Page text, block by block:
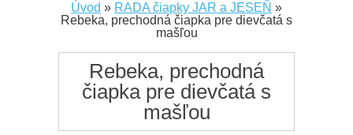
Úvod » RADA čiapky JAR a JESEŇ »
Rebeka, prechodná čiapka pre dievčatá s
mašľou
Rebeka, prechodná
čiapka pre dievčatá s
mašľou